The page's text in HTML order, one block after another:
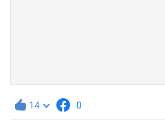
14 0